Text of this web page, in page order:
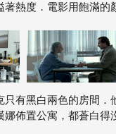
熱度．電影用飽滿的
只有黑白兩色的房間
佈置公寓，都蒼白得